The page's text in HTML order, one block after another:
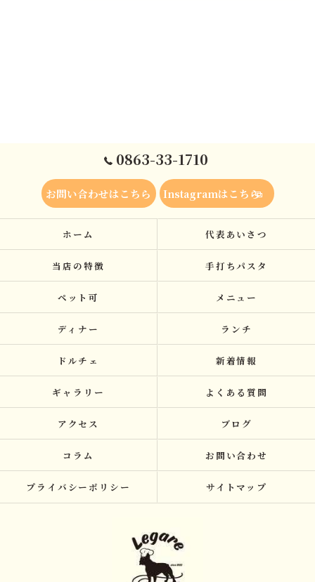
0863-33-1710
お問い合わせはこちら Instagramはこちら
ホーム 代表あいさつ
当店の特徴 手打ちパスタ
ペット可 メニュー
ディナー ランチ
ドルチェ 新着情報
ギャラリー よくある質問
アクセス ブログ
コラム お問い合わせ
プライバシーポリシー サイトマップ